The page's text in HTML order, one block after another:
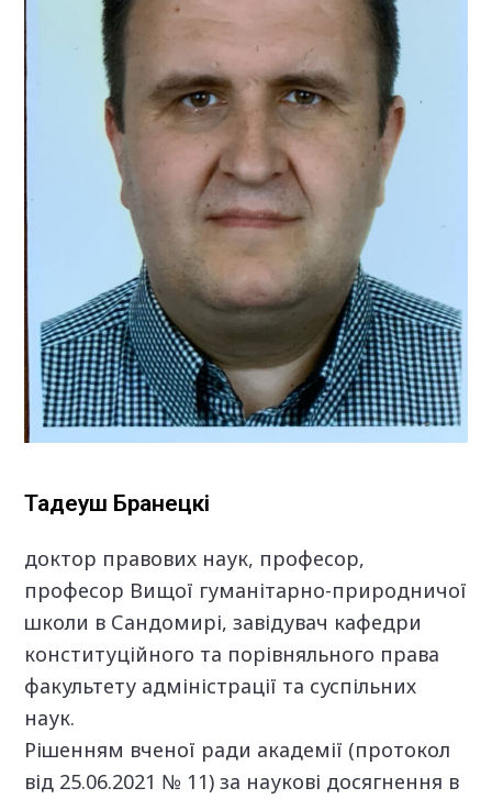
Тадеуш Бранецкі
доктор правових наук, професор,
професор Вищої гуманітарно-природничої
школи в Сандомирі, завідувач кафедри
конституційного та порівняльного права
факультету адміністрації та суспільних
наук.
Рішенням вченої ради академії (протокол
від 25.06.2021 № 11) за наукові досягнення в